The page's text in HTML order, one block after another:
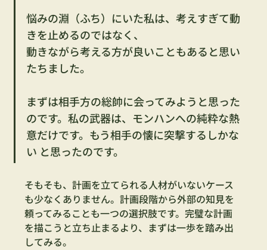
悩みの淵（ふち）にいた私は、考えすぎて動
きを止めるのではなく、
動きながら考える方が良いこともあると思い
たちました。
まずは相手方の総帥に会ってみようと思った
のです。私の武器は、モンハンへの純粋な熱
意だけです。もう相手の懐に突撃するしかな
い と思ったのです。
そもそも、計画を立てられる人材がいないケース
も少なくありません。計画段階から外部の知見を
頼ってみることも一つの選択肢です。完璧な計画
を描こうと立ち止まるより、まずは一歩を踏み出
してみる。